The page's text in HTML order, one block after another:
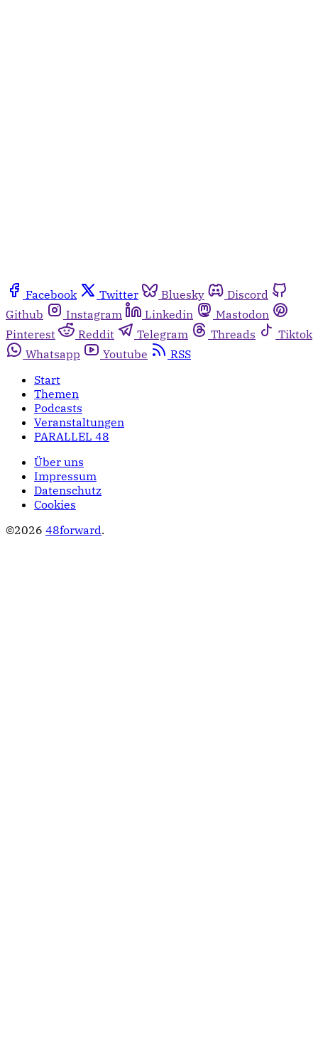
Facebook Twitter Bluesky
Discord
Github
Instagram Linkedin
Mastodon
Pinterest
Reddit Telegram Threads
Tiktok
Whatsapp
Youtube
RSS
Start
Themen
Podcasts
Veranstaltungen
PARALLEL 48
Über uns
Impressum
Datenschutz
Cookies
©2026 48forward.